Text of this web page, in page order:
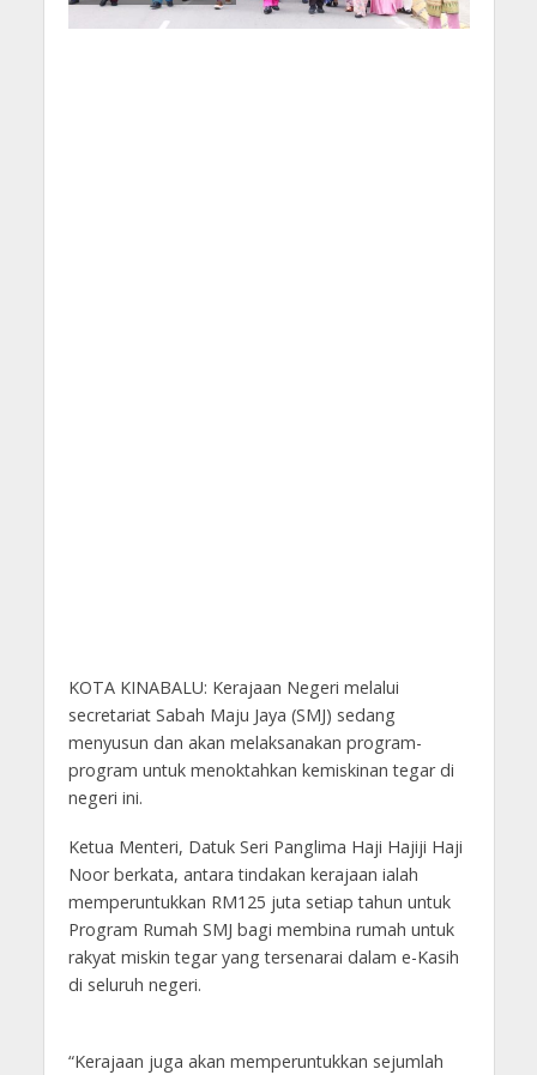
KOTA KINABALU: Kerajaan Negeri melalui
secretariat Sabah Maju Jaya (SMJ) sedang
menyusun dan akan melaksanakan program-
program untuk menoktahkan kemiskinan tegar di
negeri ini.
Ketua Menteri, Datuk Seri Panglima Haji Hajiji Haji
Noor berkata, antara tindakan kerajaan ialah
memperuntukkan RM125 juta setiap tahun untuk
Program Rumah SMJ bagi membina rumah untuk
rakyat miskin tegar yang tersenarai dalam e-Kasih
di seluruh negeri.
“Kerajaan juga akan memperuntukkan sejumlah